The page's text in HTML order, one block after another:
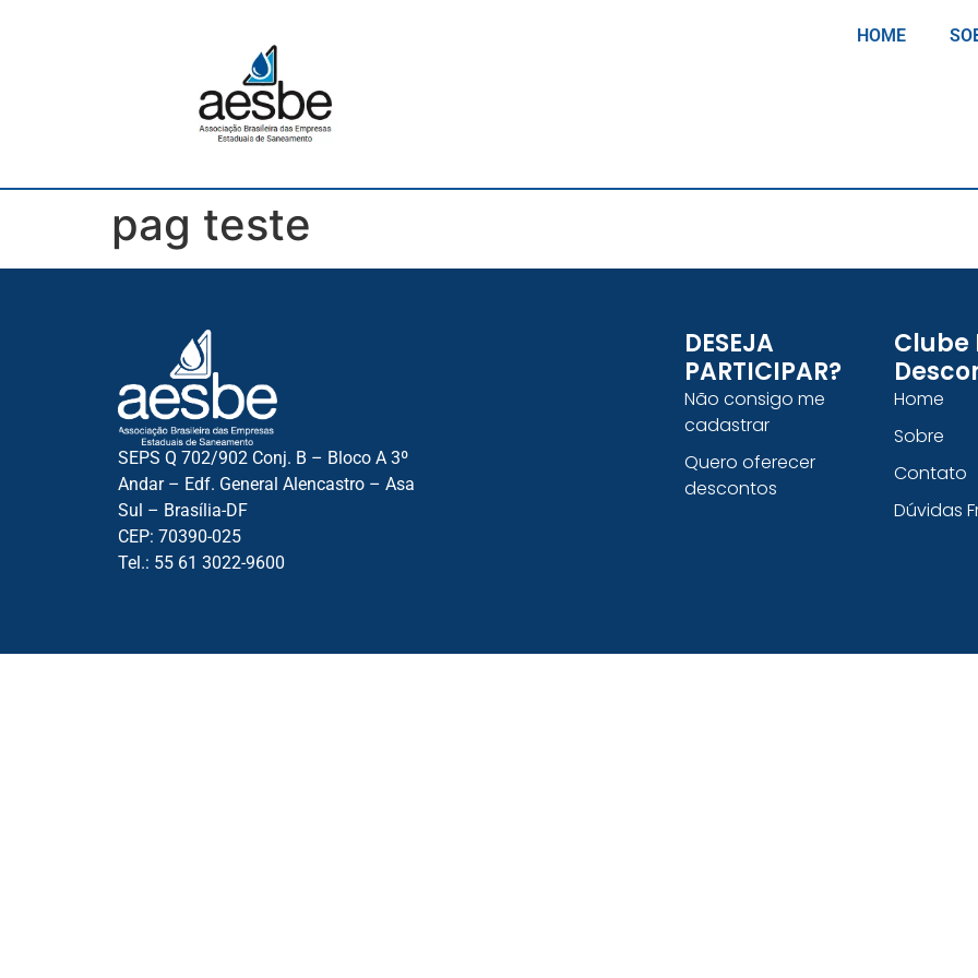
HOME
pag teste
SEPS Q 702/902 Conj. B – Bloco A 3º
Andar – Edf. General Alencastro – Asa
Sul – Brasília-DF
CEP: 70390-025
Tel.: 55 61 3022-9600
DESEJA
PARTICIPAR?
Não consigo me
cadastrar
Quero oferecer
descontos
Clube
Home
Sobre
Contato
Dúvidas